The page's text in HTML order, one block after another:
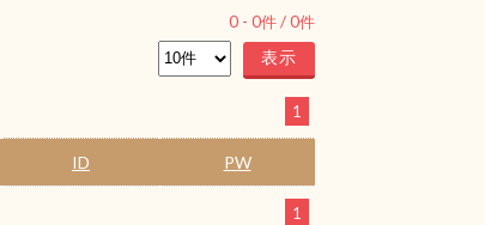
0 - 0件 /0件
1
ID PW
1